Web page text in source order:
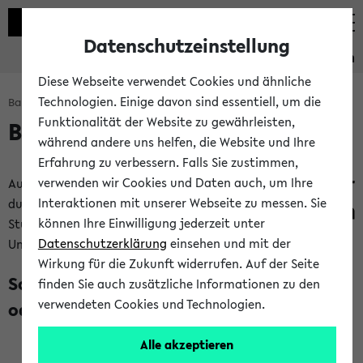
Studieninformation
Bachelorbaukasten: Start
Bachelorbaukasten
Auf dieser Seite kannst
du dir dein Bachelor
Studium an der
Universität Bielefeld Schritt für Schritt zusammenstellen:
Schritt 1: Studium mit Lehramtsoption
oder ohne?
Datenschutzeinstellung
Diese Webseite verwendet Cookies und ähnliche
Technologien. Einige davon sind essentiell, um die
Funktionalität der Website zu gewährleisten,
während andere uns helfen, die Website und Ihre
Erfahrung zu verbessern. Falls Sie zustimmen,
verwenden wir Cookies und Daten auch, um Ihre
Interaktionen mit unserer Webseite zu messen. Sie
können Ihre Einwilligung jederzeit unter
Datenschutzerklärung einsehen und mit der
Wirkung für die Zukunft widerrufen. Auf der Seite
finden Sie auch zusätzliche Informationen zu den
verwendeten Cookies und Technologien.
Alle akzeptieren